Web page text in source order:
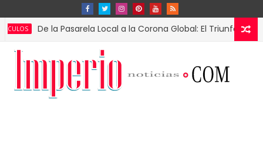
De la Pasarela Local a la Corona Global: El Triunfo de Fátima